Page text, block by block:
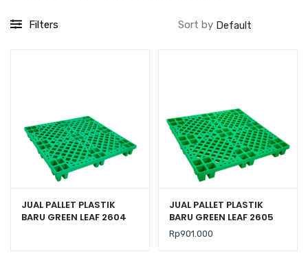
Filters Sort by
JUAL PALLET PLASTIK
BARU GREEN LEAF 2604
JUAL PALLET PLASTIK
BARU GREEN LEAF 2605
UKURAN 120x120x14 CM
Rp901.000